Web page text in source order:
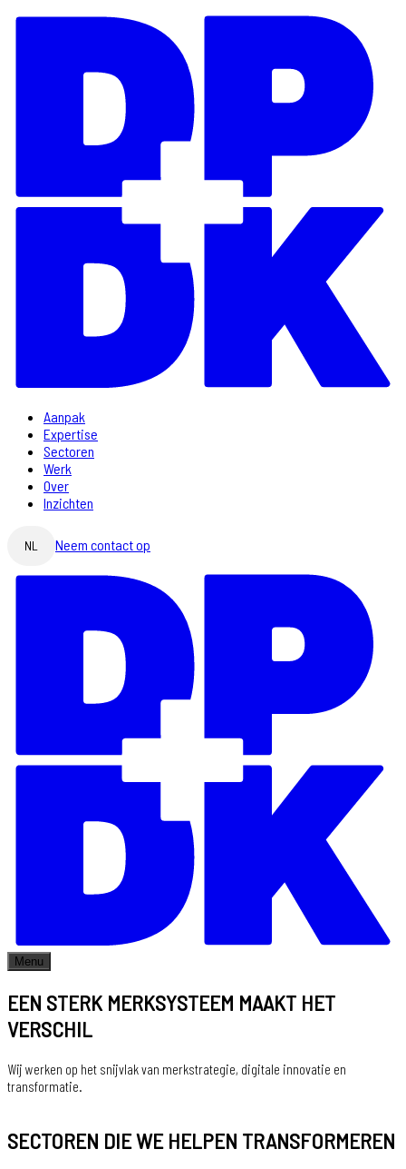
Aanpak
Expertise
Sectoren
Werk
Over
Inzichten
NL Neem contact op
Menu
EEN STERK MERKSYSTEEM MAAKT HET
VERSCHIL
Wij werken op het snijvlak van merkstrategie, digitale innovatie en
transformatie.
SECTOREN DIE WE HELPEN TRANSFORMEREN